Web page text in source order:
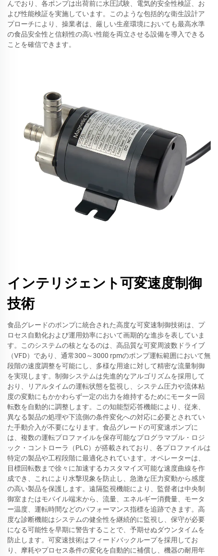
んでおり、各ポンプは出荷前に水圧試験、電気的安全性検証、お
よび性能検証を実施しています。このような包括的な衛生設計ア
プローチにより、操業者は、厳しい生産環境においても最高水準
の食品安全性と信頼性の高い性能を両立させる設備を導入できる
ことを確信できます。
インテリジェント可変速度制御
技術
食品グレードのポンプに統合された高度な可変速制御技術は、プ
ロセス自動化および運用効率において画期的な進歩を表していま
す。このシステムの核となるのは、高品質な可変周波数ドライブ
（VFD）であり、通常300～3000 rpmのポンプ運転範囲において無
段階の速度調整を可能にし、多様な用途に対して精密な流量制御
を実現します。制御システムは先進的なアルゴリズムを採用して
おり、リアルタイムの運転状態を監視し、システム圧力や流体粘
度の変動にもかかわらず一定の出力を維持するためにモーター回
転数を自動的に調整します。この知能型応答機能により、従来、
異なる製品の処理や下流側の条件変化への対応に必要とされてい
た手動介入が不要になります。食品グレードの可変速ポンプに
は、複数の運転プロファイルを保存可能なプログラマブル・ロジ
ック・コントローラ（PLC）が搭載されており、各プロファイルは
特定の製品や工程段階に最適化されています。オペレーターは、
目標回転数まで徐々に加速するカスタマイズ可能な速度曲線を作
成でき、これにより水撃現象を防止し、急激な圧力変動から感度
の高い製品を保護します。遠隔監視機能により、監督者は中央制
御室またはモバイル端末から、流量、エネルギー消費量、モータ
ー温度、運転時間などのパフォーマンス指標を追跡できます。高
度な診断機能はシステムの健全性を継続的に監視し、保守が必要
になる可能性を早期に警告することで、予期せぬダウンタイムを
防止します。可変速技術はフィードバックループを採用してお
り、摩耗やプロセス条件の変化を自動的に補償し、機器の耐用年